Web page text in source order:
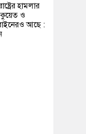
হামলার
কুয়েত ও
আছে :